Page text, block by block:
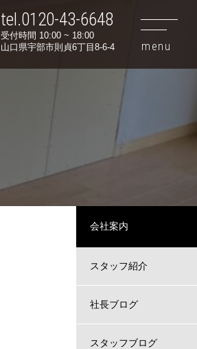
tel.0120-43-6648
受付時間 10:00 ~ 18:00
山口県宇部市則貞6丁目8-6-4
会社案内
スタッフ紹介
社長ブログ
スタッフブログ